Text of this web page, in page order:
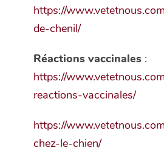
https://
de-chenil/
Réactions vaccinales :
https://
reactions-vaccinales/
https://
chez-le-chien/